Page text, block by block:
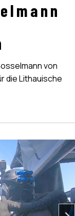
von
die Lithauische